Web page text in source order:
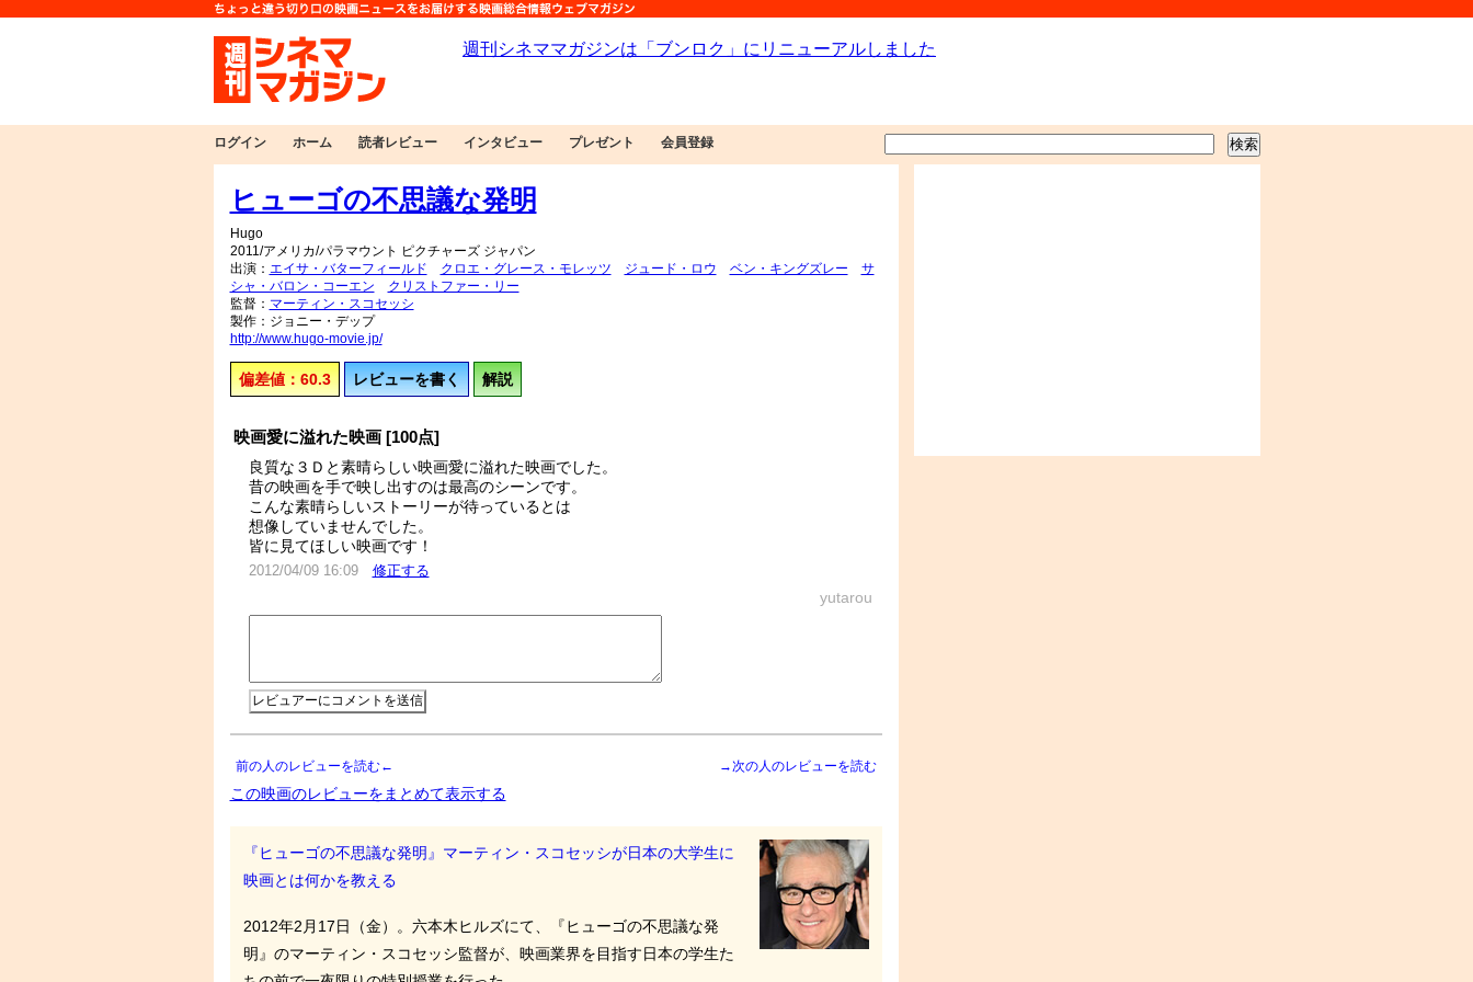
ログイン ホーム 読者レビュー インタビュー プレゼント 会員登録
ヒューゴの不思議な発明
Hugo
2011/アメリカ/パラマウント ピクチャーズ ジャパン
出演： エイサ・バターフィールド クロエ・グレース・モレッツ ジュード・ロウ ベン・キングズレー
サ
シャ・バロン・コーエン
クリストファー・リー
監督： マーティン・スコセッシ
製作：ジョニー・デップ
http://www.hugo-movie.jp/
偏差値：60.3 レビューを書く 解説
映画愛に溢れた映画 [100点]
良質な３Ｄと素晴らしい映画愛に溢れた映画でした。
昔の映画を手で映し出すのは最高のシーンです。
こんな素晴らしいストーリーが待っているとは
想像していませんでした。
皆に見てほしい映画です！
2012/04/09 16:09 修正する
yutarou
→次の人のレビューを読む
前の人のレビューを読む←
この映画のレビューをまとめて表示する
『ヒューゴの不思議な発明』マーティン・スコセッシが日本の大学生に
映画とは何かを教える
2012年2月17日（金）。六本木ヒルズにて、『ヒューゴの不思議な発
明』のマーティン・スコセッシ監督が、映画業界を目指す日本の学生た